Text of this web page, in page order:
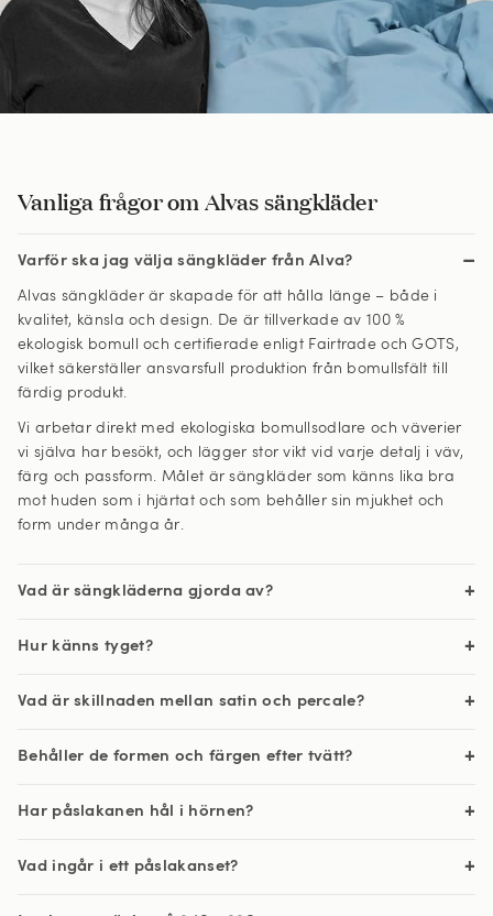
Vanliga frågor om Alvas sängkläder
Varför ska jag välja sängkläder från Alva?
Alvas sängkläder är skapade för att hålla länge – både i
kvalitet, känsla och design. De är tillverkade av 100 %
ekologisk bomull och certifierade enligt Fairtrade och GOTS,
vilket säkerställer ansvarsfull produktion från bomullsfält till
färdig produkt.
Vi arbetar direkt med ekologiska bomullsodlare och väverier
vi själva har besökt, och lägger stor vikt vid varje detalj i väv,
färg och passform. Målet är sängkläder som känns lika bra
mot huden som i hjärtat och som behåller sin mjukhet och
form under många år.
Vad är sängkläderna gjorda av?
Hur känns tyget?
Vad är skillnaden mellan satin och percale?
Behåller de formen och färgen efter tvätt?
Har påslakanen hål i hörnen?
Vad ingår i ett påslakanset?